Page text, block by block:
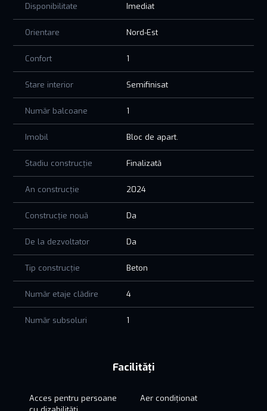
Disponibilitate Imediat
Orientare Nord-Est
Confort 1
Stare interior Semifinisat
Număr balcoane 1
Imobil Bloc de apart.
Stadiu construcție Finalizată
An construcție 2024
Construcție nouă Da
De la dezvoltator Da
Tip construcție Beton
Număr etaje clădire 4
Număr subsoluri 1
Facilități
Acces pentru persoane
Aer condiționat